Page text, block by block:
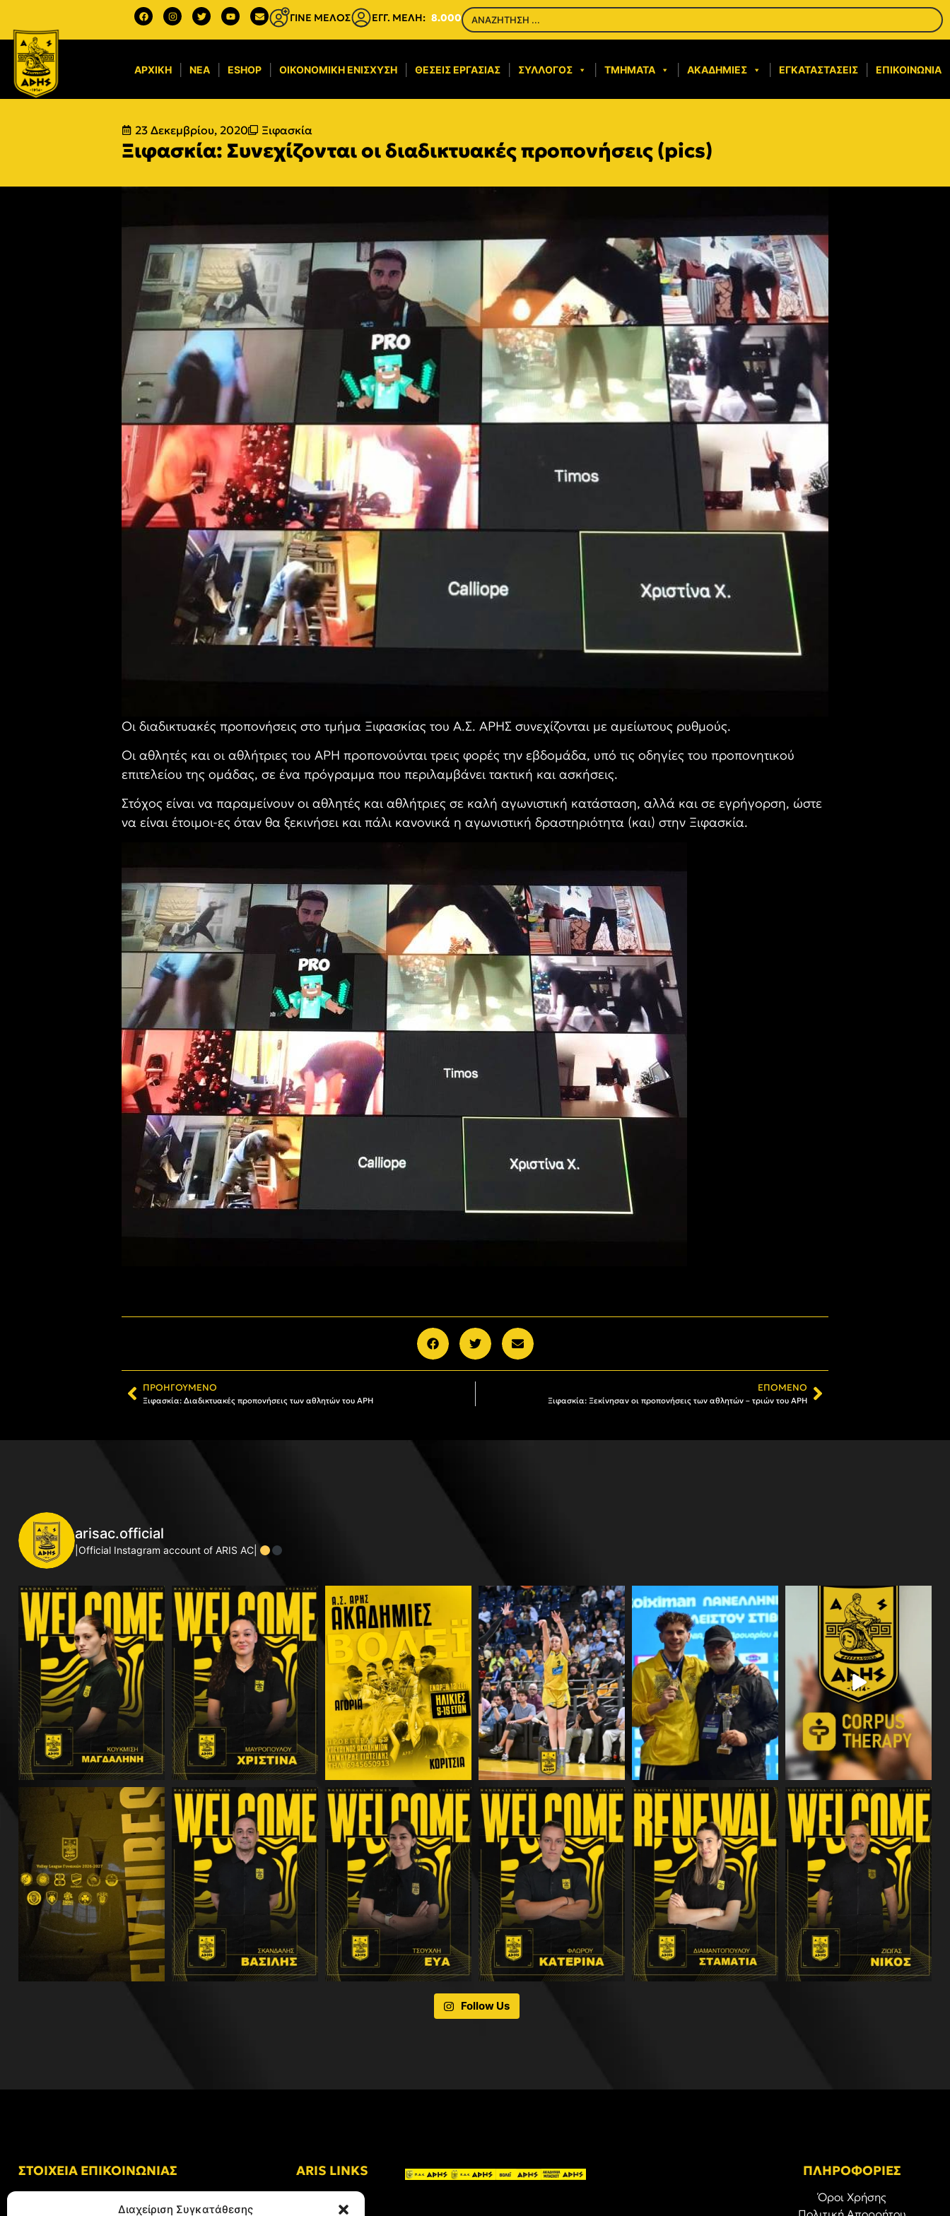
Διαχείριση Συγκατάθεσης
ΓΙΝΕ ΜΕΛΟΣ ΕΓΓ. ΜΕΛΗ: 8.000
ΑΡΧΙΚΉ ΝΈΑ ESHOP ΟΙΚΟΝΟΜΙΚΉ ΕΝΊΣΧΥΣΗ​ ΘΈΣΕΙΣ ΕΡΓΑΣΊΑΣ ΣΎΛΛΟΓΟΣ ΤΜΉΜΑΤΑ ΑΚΑΔΗΜΊΕΣ ΕΓΚΑΤΑΣΤΆΣΕΙΣ ΕΠΙΚΟΙΝΩΝΊΑ
23 Δεκεμβρίου, 2020 Ξιφασκία
Ξιφασκία: Συνεχίζονται οι διαδικτυακές προπονήσεις (pics)
Οι διαδικτυακές προπονήσεις στο τμήμα Ξιφασκίας του Α.Σ. ΑΡΗΣ συνεχίζονται με αμείωτους ρυθμούς.
Οι αθλητές και οι αθλήτριες του ΑΡΗ προπονούνται τρεις φορές την εβδομάδα, υπό τις οδηγίες του προπονητικού
επιτελείου της ομάδας, σε ένα πρόγραμμα που περιλαμβάνει τακτική και ασκήσεις.
Στόχος είναι να παραμείνουν οι αθλητές και αθλήτριες σε καλή αγωνιστική κατάσταση, αλλά και σε εγρήγορση, ώστε
να είναι έτοιμοι-ες όταν θα ξεκινήσει και πάλι κανονικά η αγωνιστική δραστηριότητα (και) στην Ξιφασκία.
ΠΡΟΗΓΟΎΜΕΝΟ
Ξιφασκία: Διαδικτυακές προπονήσεις των αθλητών του ΑΡΗ
ΕΠΌΜΕΝΟ
Ξιφασκία: Ξεκίνησαν οι προπονήσεις των αθλητών – τριών του ΑΡΗ
arisac.official
|Official Instagram account of ARIS AC|
Follow Us
ΣΤΟΙΧΕΙΑ ΕΠΙΚΟΙΝΩΝΙΑΣ ARIS LINKS ΠΛΗΡΟΦΟΡΙΕΣ
Όροι Χρήσης